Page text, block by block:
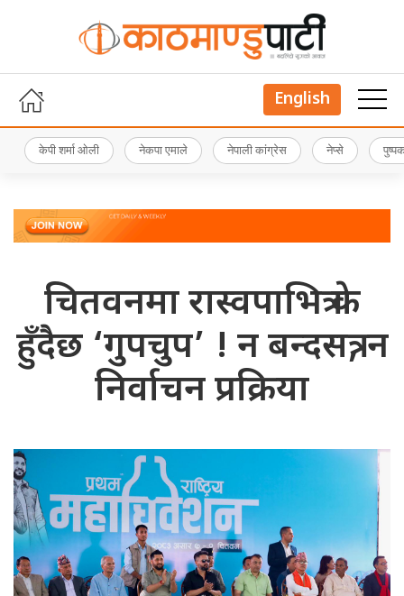
English
केपी शर्मा ओली नेकपा एमाले नेपाली कांग्रेस नेप्से
चितवनमा रास्वपाभित्र के
हुँदैछ ‘गुपचुप’ ! न बन्दसत्र, न
निर्वाचन प्रक्रिया